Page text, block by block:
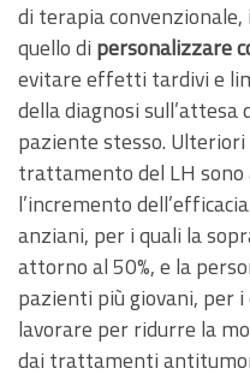
di terapia
quello di personalizzare
evitare effetti tardivi e
della diagnosi
paziente stesso.
trattamento del LH sono
l’incremento
anziani, per i quali la
attorno al 50%, e la
pazienti più giovani, per i
lavorare per ridurre la
dai trattamenti